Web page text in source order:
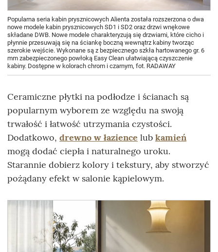
Popularna seria kabin prysznicowych Alienta została rozszerzona o dwa
nowe modele kabin prysznicowych SD1 i SD2 oraz drzwi wnękowe
składane DWB. Nowe modele charakteryzują się drzwiami, które cicho i
płynnie przesuwają się na ściankę boczną wewnątrz kabiny tworząc
szerokie wejście. Wykonane są z bezpiecznego szkła hartowanego gr. 6
mm zabezpieczonego powłoką Easy Clean ułatwiającą czyszczenie
kabiny. Dostępne w kolorach chrom i czarnym, fot. RADAWAY
Ceramiczne płytki na podłodze i ścianach są
popularnym wyborem ze względu na swoją
trwałość i łatwość utrzymania czystości.
Dodatkowo, drewno w łazience lub kamień
mogą dodać ciepła i naturalnego uroku.
Starannie dobierz kolory i tekstury, aby stworzyć
pożądany efekt w salonie kąpielowym.